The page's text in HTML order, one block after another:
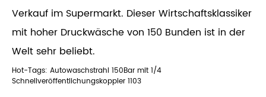
Verkauf im Supermarkt. Dieser Wirtschaftsklassiker
mit hoher Druckwäsche von 150 Bunden ist in der
Welt sehr beliebt.
Hot-Tags: Autowaschstrahl 150Bar mit 1/4
Schnellveröffentlichungskoppler 1103